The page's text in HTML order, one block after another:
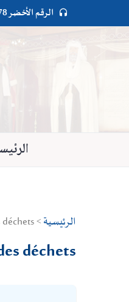

 الرقم الأخضر 1078
الرئيسية> Droit privé > Droit civil : Responsabilité > la responsabilité du producteur du fait des déchets
déchets